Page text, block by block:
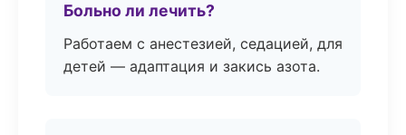
Больно ли лечить?
Работаем с анестезией, седацией, для
детей — адаптация и закись азота.